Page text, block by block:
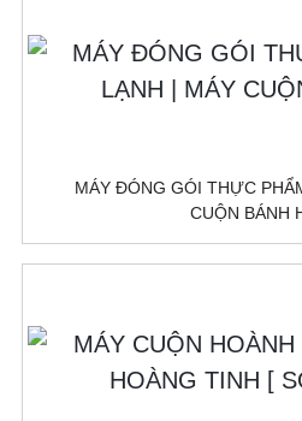
MÁY ĐÓNG GÓI THỰC
CUỘN BÁNH